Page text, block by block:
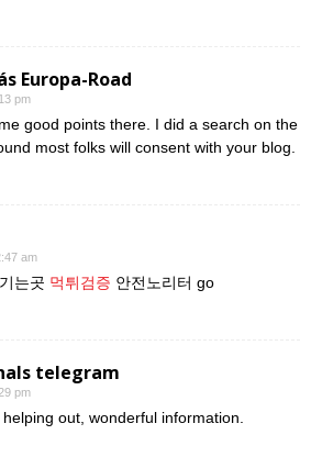
Europa-Road
pm
good points there. I did a search on the
most folks will consent with your blog.
am
는곳 먹튀검증 안전노리터 go
telegram
pm
out, wonderful information.